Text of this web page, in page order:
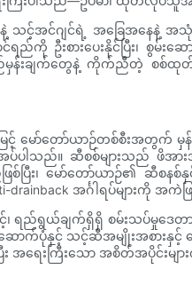
သင့်အင်ဂျင်ရဲ့ အခြေအနေနဲ့ အ
ရည်ကို ဦးစားပေးနိုင်ပြီး၊ စွမ်
းချက်တွေနဲ့ ကိုက်ညီတဲ့ စစ်ထုတ်ကိရိ
ြင့် မော်တော်ယာဉ်တစ်စီးအတွက်
ပါသည်။ ဆီစစ်များသည် ဖိအားအ
ြစ်ပြီး၊ မော်တော်ယာဉ်၏ ဆီစ
drainback အင်္ဂါရပ်မျာ
င့်၊ ရည်ရွယ်ချက်ရှိရှိ စမ်းသပ်မှုဒေ
က်ပုံနှင့် သင့်ဆီအမျိုးအစားနှင့် မေ
ြီး အရေးကြီးသော အစိတ်အပိုင်း